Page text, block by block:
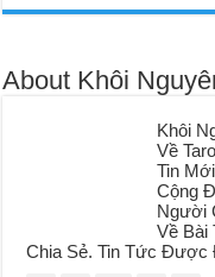
About Khôi
Khôi
Về
Tin
Cộng
Người
Về Bài
Chia Sẻ. Tin Tức Được